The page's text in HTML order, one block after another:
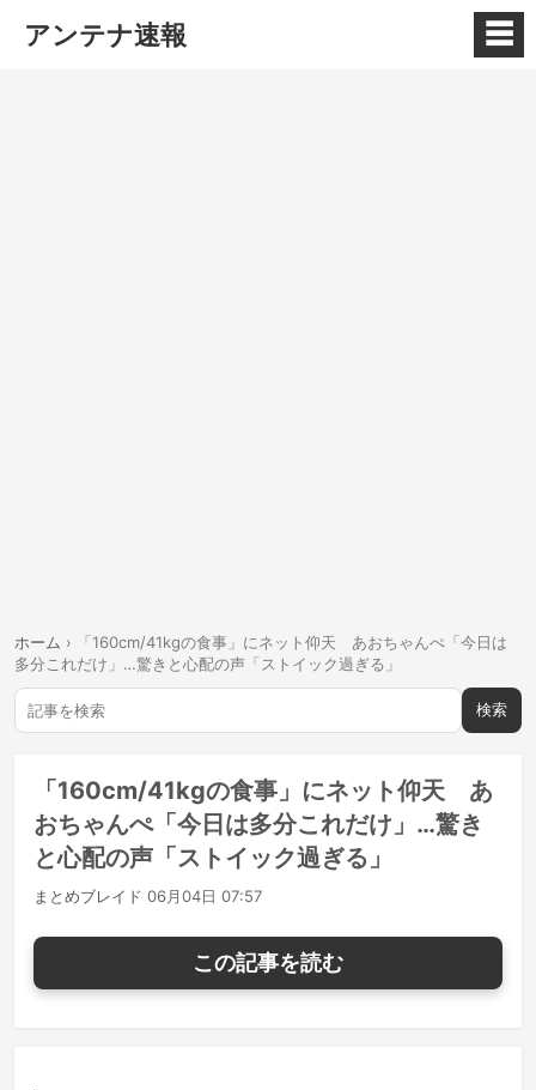
アンテナ速報 ☰
ホーム ›
「160cm/41kgの食事」にネット仰天 あおちゃんぺ「今日は
多分これだけ」…驚きと心配の声「ストイック過ぎる」
検索
「160cm/41kgの食事」にネット仰天 あ
おちゃんぺ「今日は多分これだけ」…驚き
と心配の声「ストイック過ぎる」
まとめブレイド 06月04日 07:57
この記事を読む